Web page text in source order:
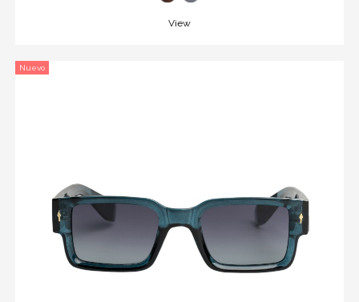
View
Nuevo